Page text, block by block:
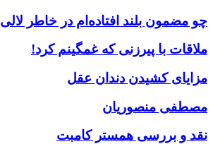
چو مضمون بلند افتاده‌ام در خاطر لالی
ملاقات با پیرزنی که غمگینم کرد!
مزایای کشیدن دندان عقل
مصطفی منصوریان
نقد و بررسی همستر کامبت